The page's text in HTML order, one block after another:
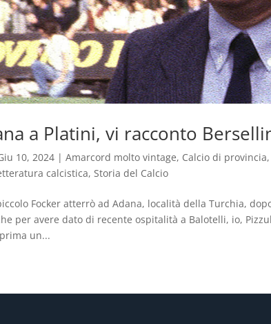
a Platini, vi racconto
10, 2024 |Amarcord molto vintage, Calcio di provincia,
calcistica, Storia del Calcio
Focker atterrò ad Adana, località della Turchia,
per avere dato di recente ospitalità a Balotelli, io,
un...